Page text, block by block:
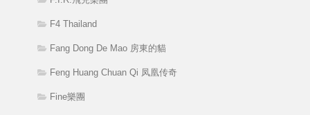
F4 Thailand
Fang Dong De Mao 房東的貓
Feng Huang Chuan Qi 凤凰传奇
Fine樂團